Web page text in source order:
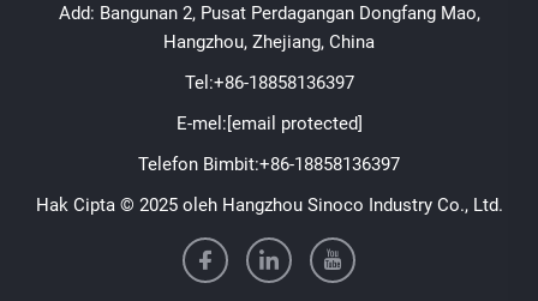
Add: Bangunan 2, Pusat Perdagangan Dongfang Mao,
Hangzhou, Zhejiang, China
Tel:+86-18858136397
E-mel:[email protected]
Telefon Bimbit:+86-18858136397
Hak Cipta © 2025 oleh Hangzhou Sinoco Industry Co., Ltd.